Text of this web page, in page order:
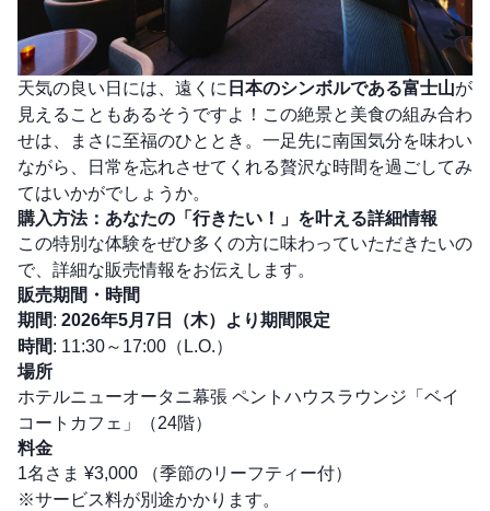
天気の良い日には、遠くに 日本のシンボルである富士山が
見えることもあるそうですよ！この絶景と美食の組み合わ
せは、まさに至福のひととき。一足先に南国気分を味わい
ながら、日常を忘れさせてくれる贅沢な時間を過ごしてみ
てはいかがでしょうか。
購入方法：あなたの「行きたい！」を叶える詳細情報
この特別な体験をぜひ多くの方に味わっていただきたいの
で、詳細な販売情報をお伝えします。
販売期間・時間
期間: 2026年5月7日（木）より期間限定
時間: 11:30～17:00（L.O.）
場所
ホテルニューオータニ幕張 ペントハウスラウンジ「ベイ
コートカフェ」（24階）
料金
1名さま ¥3,000 （季節のリーフティー付）
※サービス料が別途かかります。